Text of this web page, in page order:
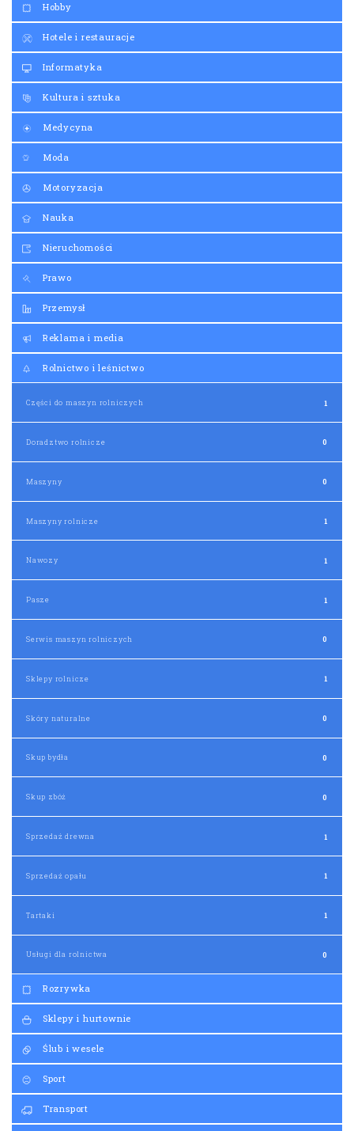
Hobby
Hotele i restauracje
Informatyka
Kultura i sztuka
Medycyna
Moda
Motoryzacja
Nauka
Nieruchomości
Prawo
Przemysł
Reklama i media
Rolnictwo i leśnictwo
Części do maszyn rolniczych 1
Doradztwo rolnicze 0
Maszyny 0
Maszyny rolnicze 1
Nawozy 1
Pasze 1
Serwis maszyn rolniczych 0
Sklepy rolnicze 1
Skóry naturalne 0
Skup bydła 0
Skup zbóż 0
Sprzedaż drewna 1
Sprzedaż opału 1
Tartaki 1
Usługi dla rolnictwa 0
Rozrywka
Sklepy i hurtownie
Ślub i wesele
Sport
Transport